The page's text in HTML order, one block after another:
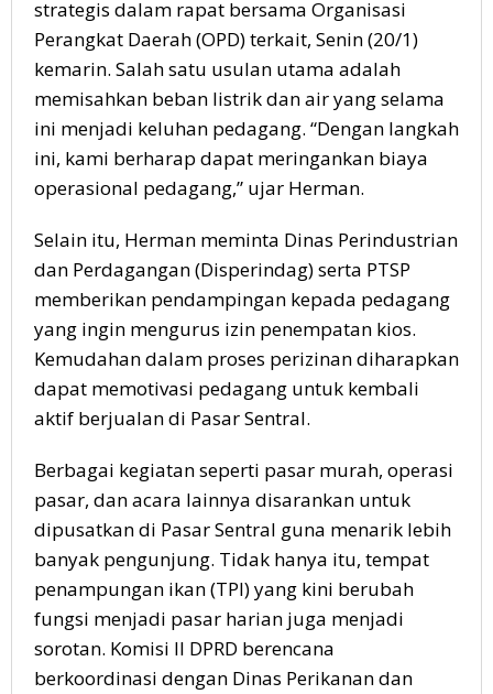
strategis dalam rapat bersama Organisasi
Perangkat Daerah (OPD) terkait, Senin (20/1)
kemarin. Salah satu usulan utama adalah
memisahkan beban listrik dan air yang selama
ini menjadi keluhan pedagang. “Dengan langkah
ini, kami berharap dapat meringankan biaya
operasional pedagang,” ujar Herman.
Selain itu, Herman meminta Dinas Perindustrian
dan Perdagangan (Disperindag) serta PTSP
memberikan pendampingan kepada pedagang
yang ingin mengurus izin penempatan kios.
Kemudahan dalam proses perizinan diharapkan
dapat memotivasi pedagang untuk kembali
aktif berjualan di Pasar Sentral.
Berbagai kegiatan seperti pasar murah, operasi
pasar, dan acara lainnya disarankan untuk
dipusatkan di Pasar Sentral guna menarik lebih
banyak pengunjung. Tidak hanya itu, tempat
penampungan ikan (TPI) yang kini berubah
fungsi menjadi pasar harian juga menjadi
sorotan. Komisi II DPRD berencana
berkoordinasi dengan Dinas Perikanan dan